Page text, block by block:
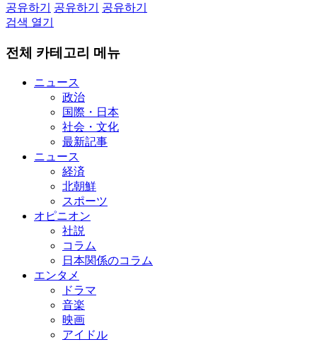
공유하기
공유하기
공유하기
검색 열기
전체 카테고리 메뉴
ニュース
政治
国際・日本
社会・文化
最新記事
ニュース
経済
北朝鮮
スポーツ
オピニオン
社説
コラム
日本関係のコラム
エンタメ
ドラマ
音楽
映画
アイドル